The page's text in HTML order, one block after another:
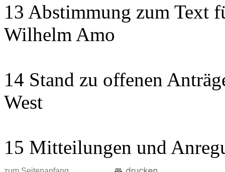
13 Abstimmung zum Text
Wilhelm Amo
14 Stand zu offenen
West
15 Mitteilungen und